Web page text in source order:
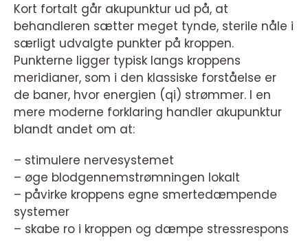
Kort fortalt går akupunktur ud på, at
behandleren sætter meget tynde, sterile nåle i
særligt udvalgte punkter på kroppen.
Punkterne ligger typisk langs kroppens
meridianer, som i den klassiske forståelse er
de baner, hvor energien (qi) strømmer. I en
mere moderne forklaring handler akupunktur
blandt andet om at:
– stimulere nervesystemet
– øge blodgennemstrømningen lokalt
– påvirke kroppens egne smertedæmpende
systemer
– skabe ro i kroppen og dæmpe stressrespons